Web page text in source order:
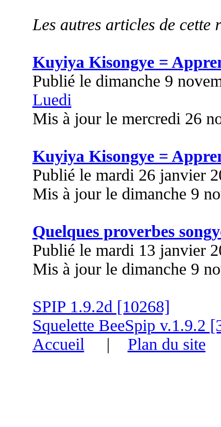
Les autres articles de cette
Kuyiya Kisongye =
Publié le dimanche 9
Luedi
Mis à jour le mercredi 26
Kuyiya Kisongye =
Publié le mardi 26 janvier
Mis à jour le dimanche 9
Quelques proverbes
Publié le mardi 13 janvier
Mis à jour le dimanche 9
SPIP 1.9.2d [10268]
Squelette BeeSpip v.1.9.2
Accueil| Plan du site